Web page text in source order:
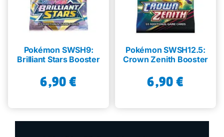
Pokémon SWSH9:
Brilliant Stars Booster
6,90€
Pokémon SWSH12.5:
Crown Zenith Booster
6,90€